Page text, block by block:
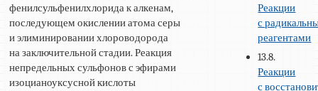
фенилсульфенилхлорида к алкенам,
последующем окислении атома серы
и элиминировании хлороводорода
на заключительной стадии. Реакция
непредельных сульфонов с эфирами
изоцианоуксусной кислоты
Реакции
с
реагентами
13.8.
Реакции
с